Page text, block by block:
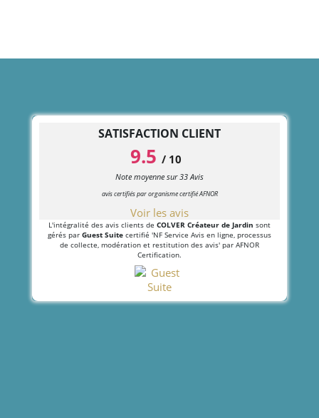
SATISFACTION CLIENT
9.5 / 10
Note moyenne sur33Avis
avis certifiés par organisme certifié AFNOR
Voir les avis
L'intégralité des avis clients de COLVER Créateur de Jardin sont
gérés par Guest Suite certifié 'NF Service Avis en ligne, processus
de collecte, modération et restitution des avis' par AFNOR
Certification.